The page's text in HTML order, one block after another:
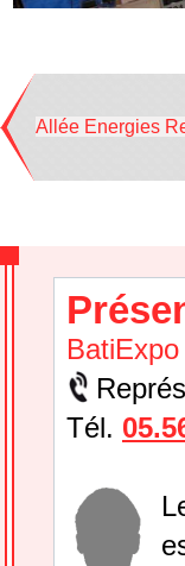
Allée Energies
Tél.